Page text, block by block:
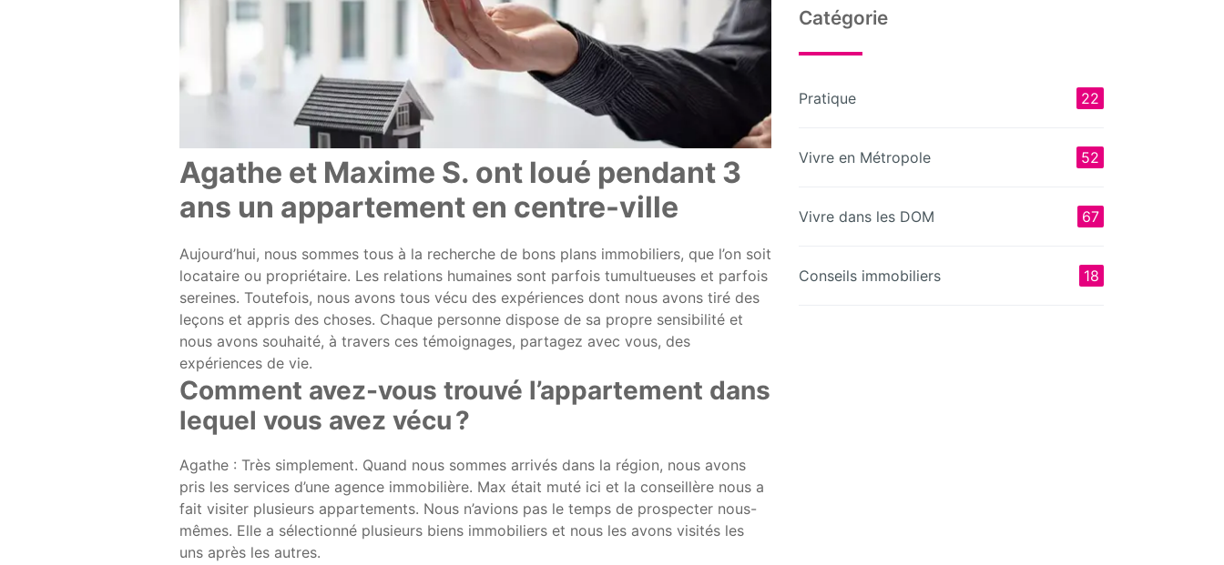
Agathe et Maxime S. ont loué pendant 3
ans un appartement en centre-ville
Aujourd’hui, nous sommes tous à la recherche de bons plans immobiliers, que l’on soit
locataire ou propriétaire. Les relations humaines sont parfois tumultueuses et parfois
sereines. Toutefois, nous avons tous vécu des expériences dont nous avons tiré des
leçons et appris des choses. Chaque personne dispose de sa propre sensibilité et
nous avons souhaité, à travers ces témoignages, partagez avec vous, des
expériences de vie.
Comment avez-vous trouvé l’appartement dans
lequel vous avez vécu ?
Agathe : Très simplement. Quand nous sommes arrivés dans la région, nous avons
pris les services d’une agence immobilière. Max était muté ici et la conseillère nous a
fait visiter plusieurs appartements. Nous n’avions pas le temps de prospecter nous-
mêmes. Elle a sélectionné plusieurs biens immobiliers et nous les avons visités les
uns après les autres.
Catégorie
Pratique 22
Vivre en Métropole 52
Vivre dans les DOM 67
Conseils immobiliers 18